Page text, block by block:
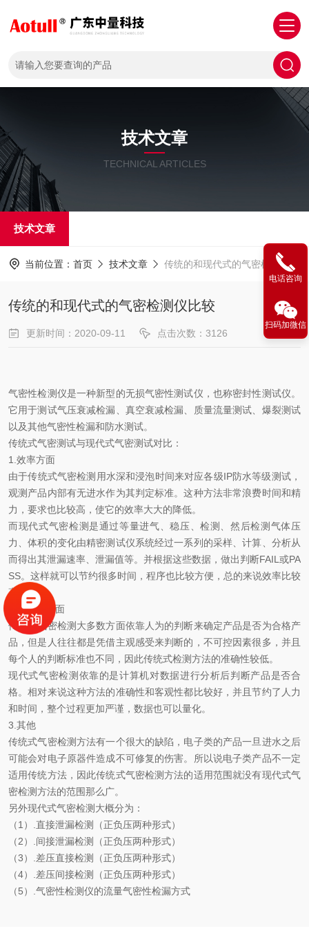
技术文章
TECHNICAL ARTICLES
技术文章
当前位置： 首页 技术文章 传统的和现代式的气密检测仪比较
传统的和现代式的气密检测仪比较
更新时间：2020-09-11 点击次数：3126
气密性检测仪是一种新型的无损气密性测试仪，也称密封性测试仪。
它用于测试气压衰减检漏、真空衰减检漏、质量流量测试、爆裂测试
以及其他气密性检漏和防水测试。
传统式气密测试与现代式气密测试对比：
1.效率方面
由于传统式气密检测用水深和浸泡时间来对应各级IP防水等级测试，
观测产品内部有无进水作为其判定标准。这种方法非常浪费时间和精
力，要求也比较高，使它的效率大大的降低。
而现代式气密检测是通过等量进气、稳压、检测、然后检测气体压
力、体积的变化由精密测试仪系统经过一系列的采样、计算、分析从
而得出其泄漏速率、泄漏值等。并根据这些数据，做出判断FAIL或PA
SS。这样就可以节约很多时间，程序也比较方便，总的来说效率比较
高。
2.准确性方面
传统式气密检测大多数方面依靠人为的判断来确定产品是否为合格产
品，但是人往往都是凭借主观感受来判断的，不可控因素很多，并且
每个人的判断标准也不同，因此传统式检测方法的准确性较低。
现代式气密检测依靠的是计算机对数据进行分析后判断产品是否合
格。相对来说这种方法的准确性和客观性都比较好，并且节约了人力
和时间，整个过程更加严谨，数据也可以量化。
3.其他
传统式气密检测方法有一个很大的缺陷，电子类的产品一旦进水之后
可能会对电子原器件造成不可修复的伤害。所以说电子类产品不一定
适用传统方法，因此传统式气密检测方法的适用范围就没有现代式气
密检测方法的范围那么广。
另外现代式气密检测大概分为：
（1）.直接泄漏检测（正负压两种形式）
（2）.间接泄漏检测（正负压两种形式）
（3）.差压直接检测（正负压两种形式）
（4）.差压间接检测（正负压两种形式）
（5）.气密性检测仪的流量气密性检漏方式
电话咨询
扫码加微信